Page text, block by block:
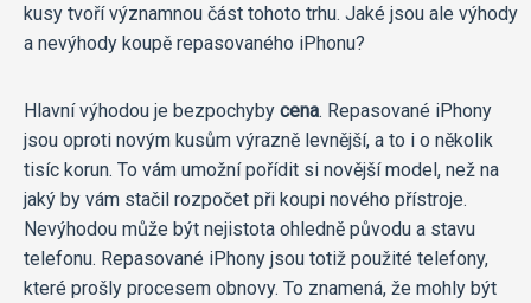
kusy tvoří významnou část tohoto trhu. Jaké jsou ale výhody
a nevýhody koupě repasovaného iPhonu?
Hlavní výhodou je bezpochyby cena. Repasované iPhony
jsou oproti novým kusům výrazně levnější, a to i o několik
tisíc korun. To vám umožní pořídit si novější model, než na
jaký by vám stačil rozpočet při koupi nového přístroje.
Nevýhodou může být nejistota ohledně původu a stavu
telefonu. Repasované iPhony jsou totiž použité telefony,
které prošly procesem obnovy. To znamená, že mohly být